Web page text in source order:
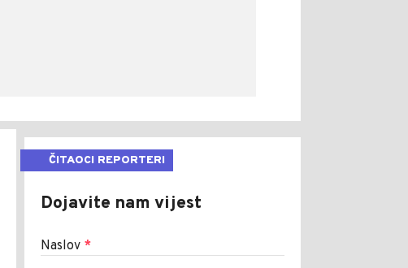
ČITAOCI REPORTERI
Dojavite nam vijest
Naslov *